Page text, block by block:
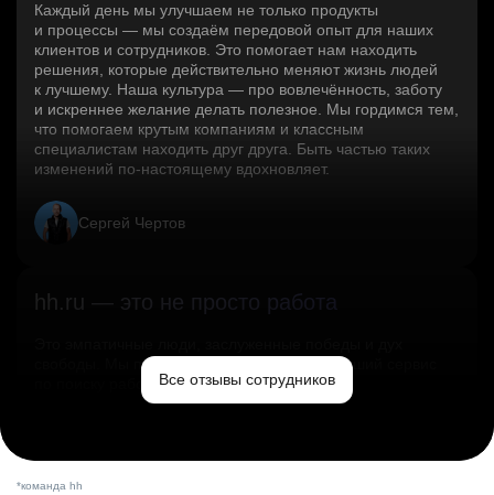
Каждый день мы улучшаем не только продукты
и процессы — мы создаём передовой опыт для наших
клиентов и сотрудников. Это помогает нам находить
решения, которые действительно меняют жизнь людей
к лучшему. Наша культура — про вовлечённость, заботу
и искреннее желание делать полезное. Мы гордимся тем,
что помогаем крутым компаниям и классным
специалистам находить друг друга. Быть частью таких
изменений по‑настоящему вдохновляет.
Сергей Чертов
hh.ru — это не просто работа
свободы. Мы помогаем миру и создаём лучший сервис
по поиску работы в стране.Все отзывы сотрудников
*команда hh